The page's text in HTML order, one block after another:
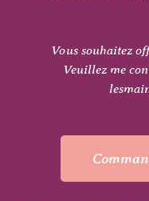
Vous souhaitez
Veuillez me